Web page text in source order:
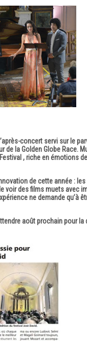
concert servi sur le
de la Golden Globe Race.
, riche en émotions
de cette année :
voir des films muets avec
ne demande qu’à
août prochain pour